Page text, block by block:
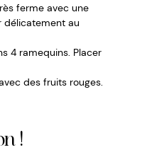
ferme avec une
délicatement au
4 ramequins. Placer
des fruits rouges.
!